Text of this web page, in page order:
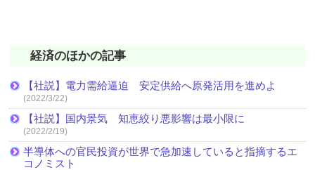
経済のほかの記事
【社説】電力需給逼迫 安定供給へ原発活用を進めよ
(2022/3/22)
【社説】国内景気 知恵絞り悪影響は最小限に
(2022/2/19)
半導体への官民投資が世界で急加速していると指摘するエ
コノミスト